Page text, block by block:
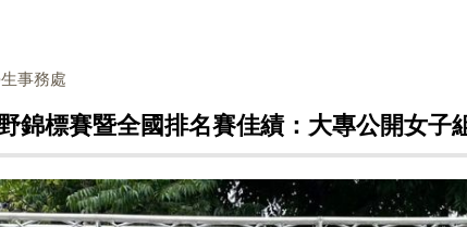
事務處
錦標賽暨全國排名賽佳績：大專公開女子